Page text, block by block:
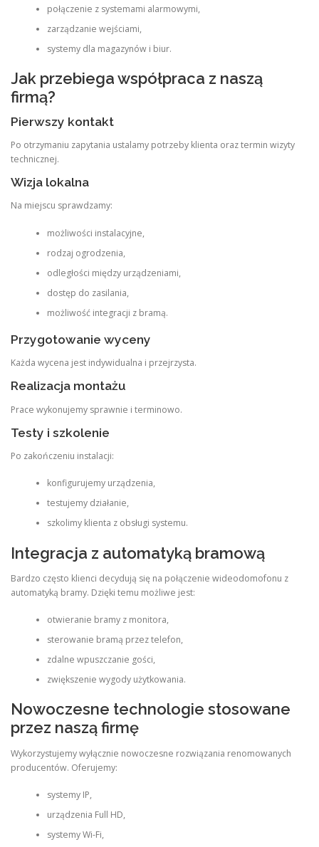
połączenie z systemami alarmowymi,
zarządzanie wejściami,
systemy dla magazynów i biur.
Jak przebiega współpraca z naszą
firmą?
Pierwszy kontakt
Po otrzymaniu zapytania ustalamy potrzeby klienta oraz termin wizyty
technicznej.
Wizja lokalna
Na miejscu sprawdzamy:
możliwości instalacyjne,
rodzaj ogrodzenia,
odległości między urządzeniami,
dostęp do zasilania,
możliwość integracji z bramą.
Przygotowanie wyceny
Każda wycena jest indywidualna i przejrzysta.
Realizacja montażu
Prace wykonujemy sprawnie i terminowo.
Testy i szkolenie
Po zakończeniu instalacji:
konfigurujemy urządzenia,
testujemy działanie,
szkolimy klienta z obsługi systemu.
Integracja z automatyką bramową
Bardzo często klienci decydują się na połączenie wideodomofonu z
automatyką bramy. Dzięki temu możliwe jest:
otwieranie bramy z monitora,
sterowanie bramą przez telefon,
zdalne wpuszczanie gości,
zwiększenie wygody użytkowania.
Nowoczesne technologie stosowane
przez naszą firmę
Wykorzystujemy wyłącznie nowoczesne rozwiązania renomowanych
producentów. Oferujemy:
systemy IP,
urządzenia Full HD,
systemy Wi-Fi,